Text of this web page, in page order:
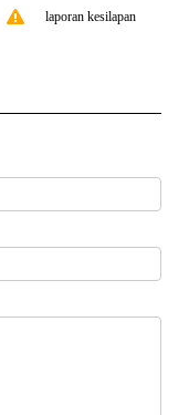
laporan kesilapan